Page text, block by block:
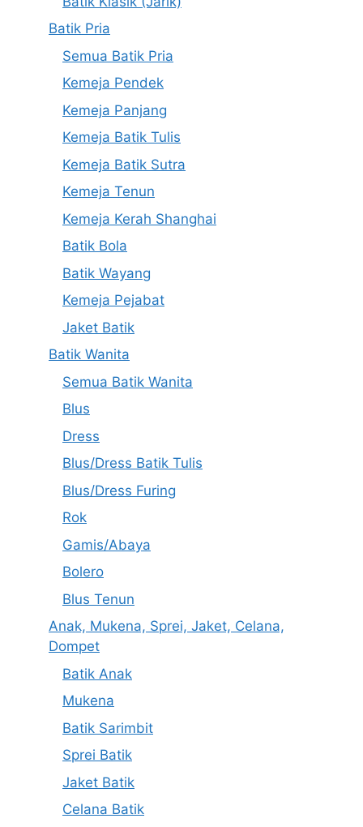
Batik Pria
Semua Batik Pria
Kemeja Pendek
Kemeja Panjang
Kemeja Batik Tulis
Kemeja Batik Sutra
Kemeja Tenun
Kemeja Kerah Shanghai
Batik Bola
Batik Wayang
Kemeja Pejabat
Jaket Batik
Batik Wanita
Semua Batik Wanita
Blus
Dress
Blus/Dress Batik Tulis
Blus/Dress Furing
Rok
Gamis/Abaya
Bolero
Blus Tenun
Anak, Mukena, Sprei, Jaket, Celana,
Dompet
Batik Anak
Mukena
Batik Sarimbit
Sprei Batik
Jaket Batik
Celana Batik